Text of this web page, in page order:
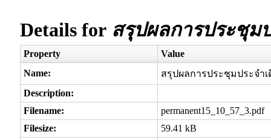
Details for สรุปผลการประชุม
Property
Value
Name:
สรุปผลการประชุมประจำ
Description:
Filename:
permanent15_10_57_3.pdf
Filesize:
59.41 kB